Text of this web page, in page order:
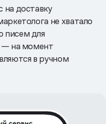
на доставку
не хватало
писем для
— на момент
в ручном